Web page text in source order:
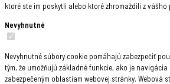
ktoré ste im poskytli alebo ktoré zhromaždili z
Nevyhnutné
Nevyhnutné súbory cookie pomáhajú zabezpečiť
tým, že umožňujú základné funkcie, ako je
zabezpečeným oblastiam webovej stránky. Webová